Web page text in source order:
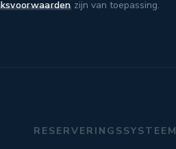
zijn van toepassing.
RESERVERINGSSYSTEEM